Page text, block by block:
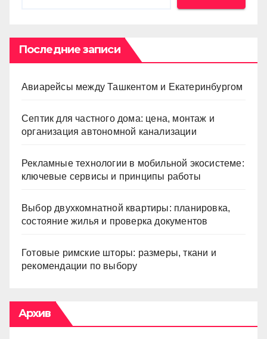
Последние записи
Авиарейсы между Ташкентом и Екатеринбургом
Септик для частного дома: цена, монтаж и
организация автономной канализации
Рекламные технологии в мобильной экосистеме:
ключевые сервисы и принципы работы
Выбор двухкомнатной квартиры: планировка,
состояние жилья и проверка документов
Готовые римские шторы: размеры, ткани и
рекомендации по выбору
Архив